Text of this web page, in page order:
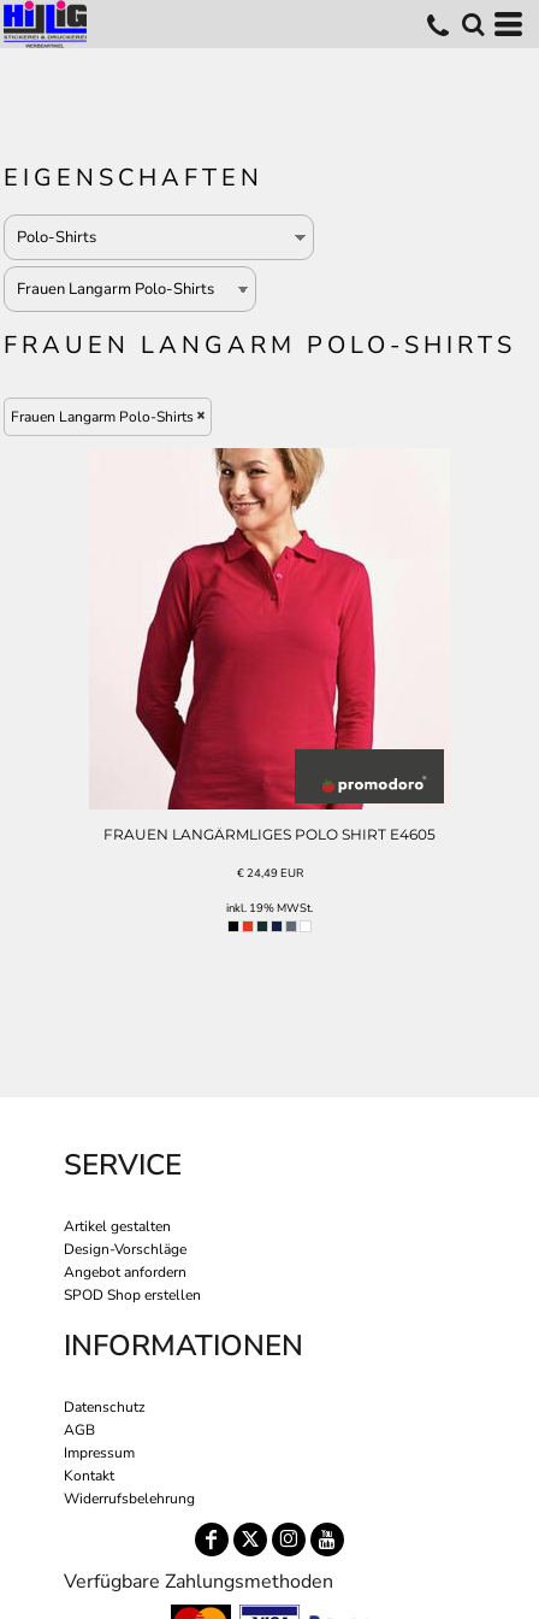
EIGENSCHAFTEN
FRAUEN LANGARM POLO-SHIRTS
Frauen Langarm Polo-Shirts
FRAUEN LANGÄRMLIGES POLO SHIRT E4605
€24,49EUR
inkl. 19% MWSt.
SERVICE
Artikel gestalten
Design-Vorschläge
Angebot anfordern
SPOD Shop erstellen
INFORMATIONEN
Datenschutz
AGB
Impressum
Kontakt
Widerrufsbelehrung
Verfügbare Zahlungsmethoden